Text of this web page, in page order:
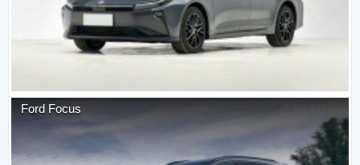
Ford Focus